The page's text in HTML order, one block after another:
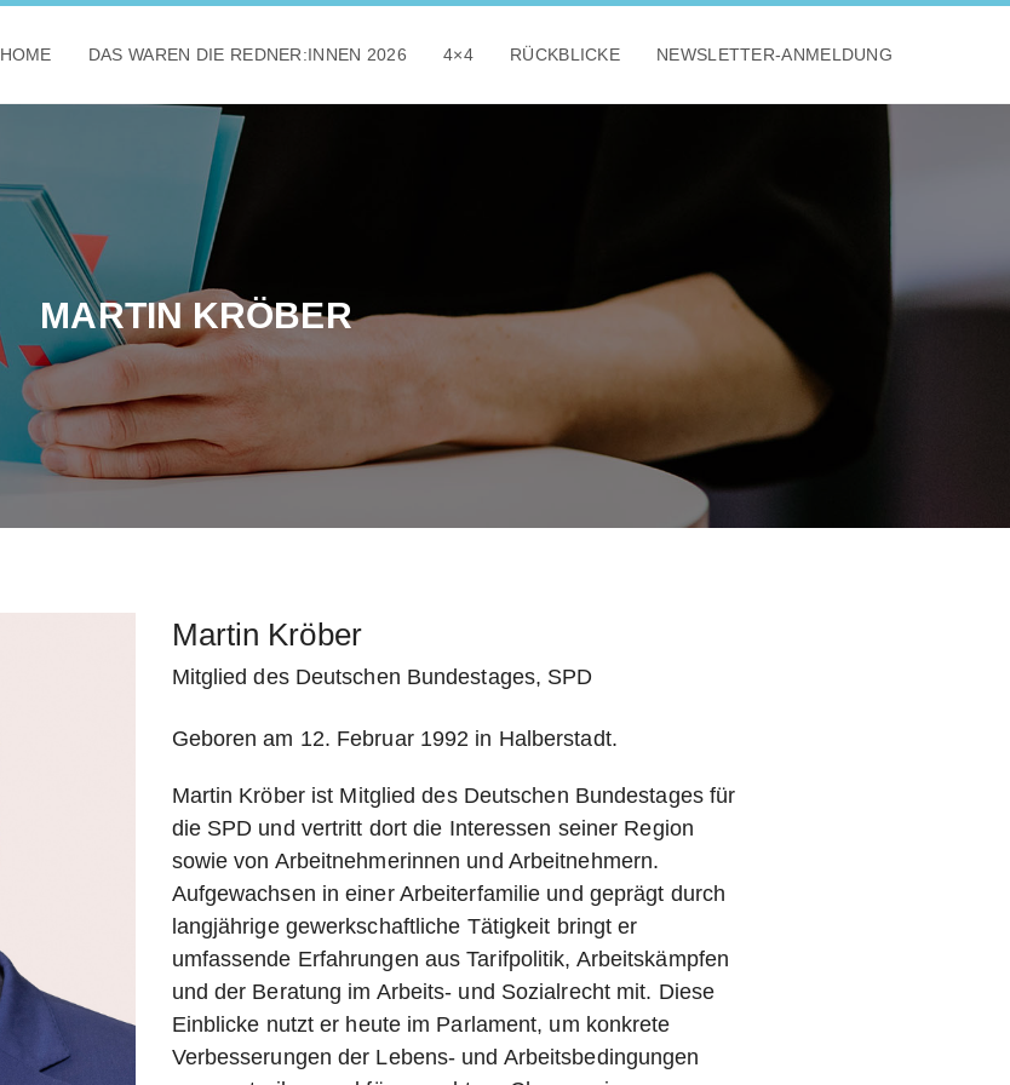
HOME DAS WAREN DIE REDNER:INNEN 2026 4×4 RÜCKBLICKE NEWSLETTER-ANMELDUNG
MARTIN KRÖBER
Martin Kröber
Mitglied des Deutschen Bundestages, SPD
Geboren am 12. Februar 1992 in Halberstadt.
Martin Kröber ist Mitglied des Deutschen Bundestages für
die SPD und vertritt dort die Interessen seiner Region
sowie von Arbeitnehmerinnen und Arbeitnehmern.
Aufgewachsen in einer Arbeiterfamilie und geprägt durch
langjährige gewerkschaftliche Tätigkeit bringt er
umfassende Erfahrungen aus Tarifpolitik, Arbeitskämpfen
und der Beratung im Arbeits- und Sozialrecht mit. Diese
Einblicke nutzt er heute im Parlament, um konkrete
Verbesserungen der Lebens- und Arbeitsbedingungen